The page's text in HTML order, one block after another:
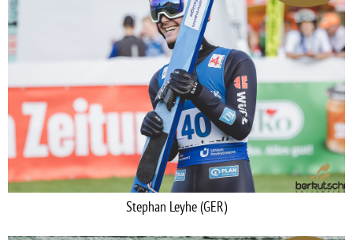
Stephan Leyhe (GER)